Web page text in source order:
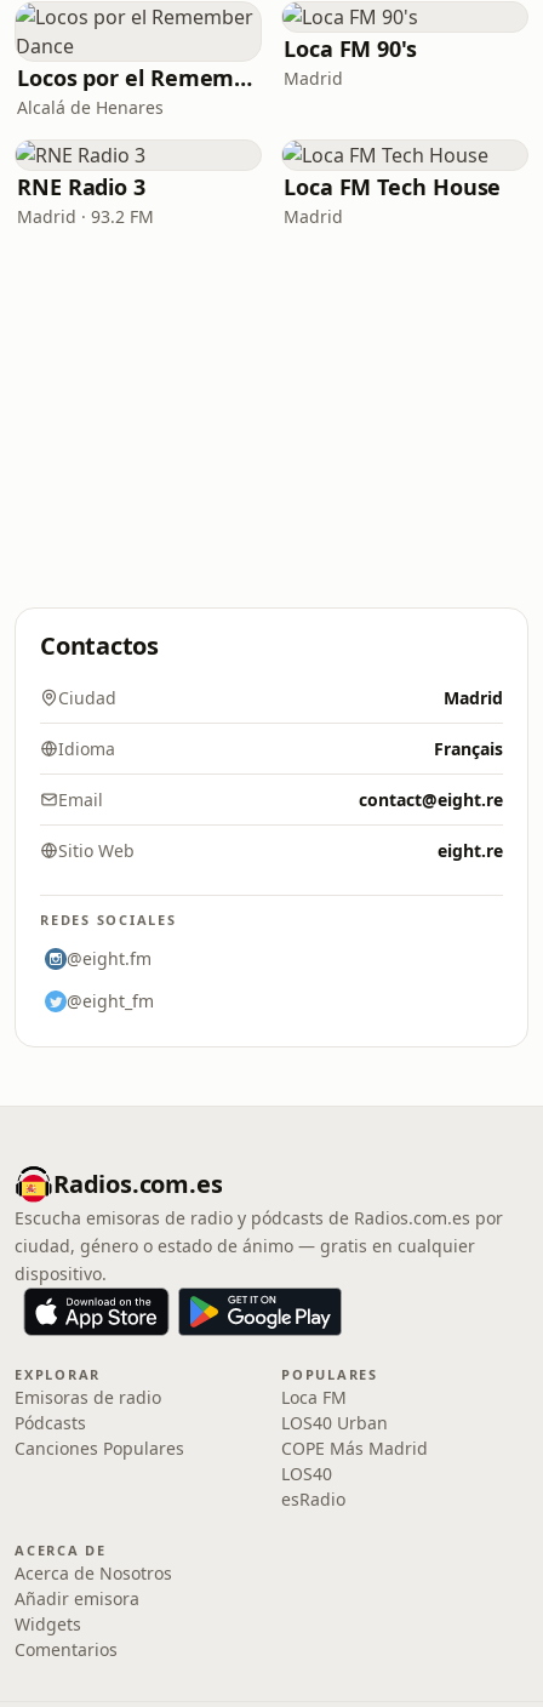
Locos por el Remember Dance
Alcalá de Henares
Loca FM 90's
Madrid
RNE Radio 3
Madrid · 93.2 FM
Loca FM Tech House
Madrid
Contactos
Ciudad Madrid
Idioma Français
Email contact@eight.re
Sitio Web eight.re
REDES SOCIALES
@eight.fm
@eight_fm
Radios.com.es
Escucha emisoras de radio y pódcasts de Radios.com.es por
ciudad, género o estado de ánimo — gratis en cualquier
dispositivo.
EXPLORAR
Emisoras de radio
Pódcasts
Canciones Populares
POPULARES
Loca FM
LOS40 Urban
COPE Más Madrid
LOS40
esRadio
ACERCA DE
Acerca de Nosotros
Añadir emisora
Widgets
Comentarios